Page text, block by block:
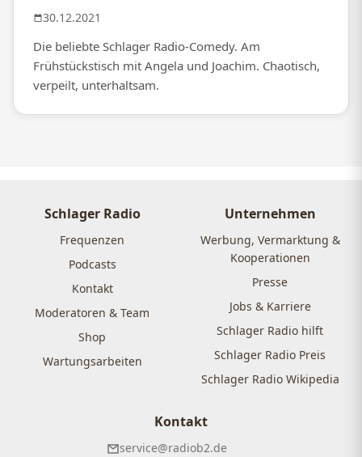
30.12.2021
Die beliebte Schlager Radio-Comedy. Am
Frühstückstisch mit Angela und Joachim. Chaotisch,
verpeilt, unterhaltsam.
Schlager Radio
Frequenzen
Podcasts
Kontakt
Moderatoren & Team
Shop
Wartungsarbeiten
Unternehmen
Werbung, Vermarktung &
Kooperationen
Presse
Jobs & Karriere
Schlager Radio hilft
Schlager Radio Preis
Schlager Radio Wikipedia
Kontakt
service@radiob2.de